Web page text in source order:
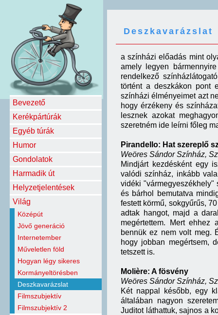
Bevezető
Kerékpártúrák
Egyéb túrák
Humor
Gondolatok
Harmadik út
Helyzetjelentések
Világ
Középút
Jövő generáció
Internetember
Műveletlen föld
Hogyan légy sikeres
Kormányeltörésben
Deszkavarázslat
Filmszubjektív
Filmszubjektív 2
Deszkavarázslat
a színházi előadás mint
amely legyen
rendelkező
történt a deszkákon pont
színházi élményeimet azt
hogy érzékeny és
lesznek azokat
szeretném ide leírni főleg
Pirandello: Hat szereplő
Weöres Sándor Színház,
Mindjárt kezdésként egy
valódi színház, inkább
vidéki "vármegyeszékhely"
és bárhol bemutatva
festett körmű, sokgyűrűs,
adtak hangot, majd a
megértettem. Mert
bennük ez nem volt meg.
hogy jobban megértsem,
tetszett is.
Molière: A fösvény
Weöres Sándor Színház,
Két nappal később, egy
általában nagyon
Juditot láthattuk, sajnos a